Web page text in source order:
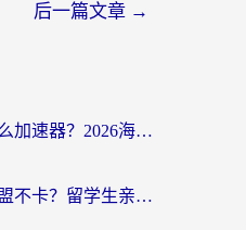
后一篇文章 →
国外打魔渊之刃用什么加速器？2026海外玩家国服游戏加速全攻略（附闪耀暖暖&复苏的魔女避坑指南）
在美国怎么打英雄联盟不卡？留学生亲测的国服游戏加速全攻略